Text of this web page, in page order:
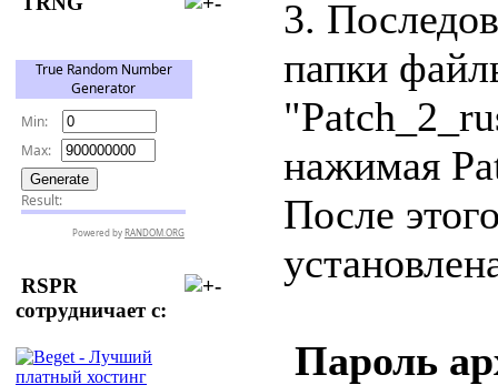
RSPR
сотрудничает с:
3.
папки
нажимая
После
Пароль